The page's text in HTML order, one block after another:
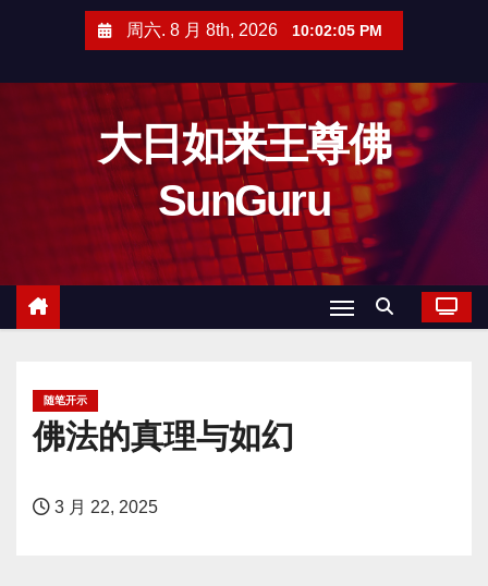
周六. 8 月 8th, 2026 10:02:06 PM
大日如来王尊佛
SunGuru
随笔开示
佛法的真理与如幻
3 月 22, 2025